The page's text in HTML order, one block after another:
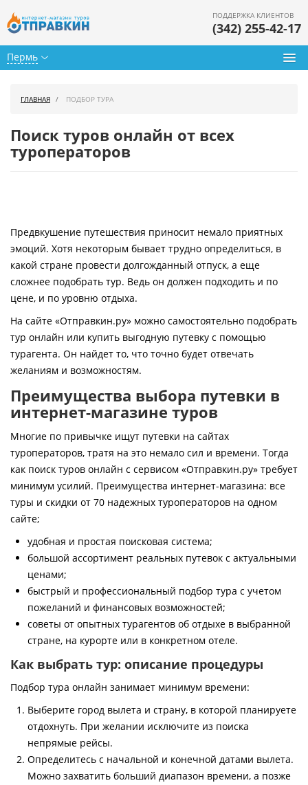
Пермь
ПОДДЕРЖКА КЛИЕНТОВ
(342) 255-42-17
Горящие туры
Страны
Как купить
Контакты
ГЛАВНАЯ ПОДБОР ТУРА
Поиск туров онлайн от всех
туроператоров
Предвкушение путешествия приносит немало приятных
эмоций. Хотя некоторым бывает трудно определиться, в
какой стране провести долгожданный отпуск, а еще
сложнее подобрать тур. Ведь он должен подходить и по
цене, и по уровню отдыха.
На сайте «Отправкин.ру» можно самостоятельно подобрать
тур онлайн или купить выгодную путевку с помощью
турагента. Он найдет то, что точно будет отвечать
желаниям и возможностям.
Преимущества выбора путевки в
интернет-магазине туров
Многие по привычке ищут путевки на сайтах
туроператоров, тратя на это немало сил и времени. Тогда
как поиск туров онлайн с сервисом «Отправкин.ру» требует
минимум усилий. Преимущества интернет-магазина: все
туры и скидки от 70 надежных туроператоров на одном
сайте;
удобная и простая поисковая система;
большой ассортимент реальных путевок с актуальными
ценами;
быстрый и профессиональный подбор тура с учетом
пожеланий и финансовых возможностей;
советы от опытных турагентов об отдыхе в выбранной
стране, на курорте или в конкретном отеле.
Как выбрать тур: описание процедуры
Подбор тура онлайн занимает минимум времени:
Выберите город вылета и страну, в которой планируете
отдохнуть. При желании исключите из поиска
непрямые рейсы.
Определитесь с начальной и конечной датами вылета.
Можно захватить больший диапазон времени, а позже